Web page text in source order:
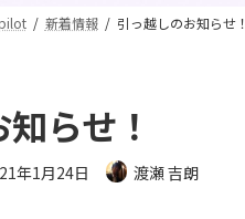
新着情報 引っ越しのお知らせ！
らせ！
年1月24日 渡瀬 吉朗